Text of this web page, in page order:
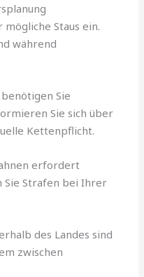
mögliche Staus ein.
während
Sie
Sie sich über
Kettenpflicht.
erfordert
Sie Strafen bei Ihrer
des Landes sind
zwischen